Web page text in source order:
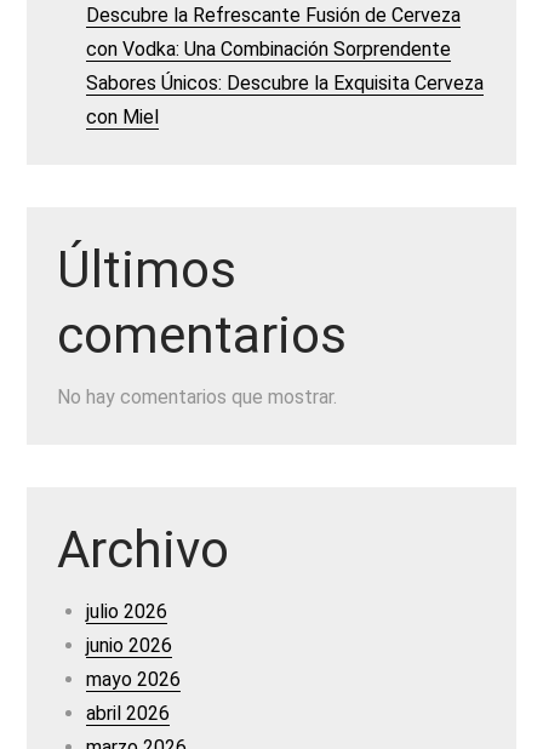
Descubre la Refrescante Fusión de Cerveza
con Vodka: Una Combinación Sorprendente
Sabores Únicos: Descubre la Exquisita Cerveza
con Miel
Últimos
comentarios
No hay comentarios que mostrar.
Archivo
julio 2026
junio 2026
mayo 2026
abril 2026